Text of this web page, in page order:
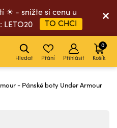
☀ - snižte si cenu u
LETO20
TO CHCI
Hledat Přání Přihlásit Košík
0
- Pánské boty Under Armour